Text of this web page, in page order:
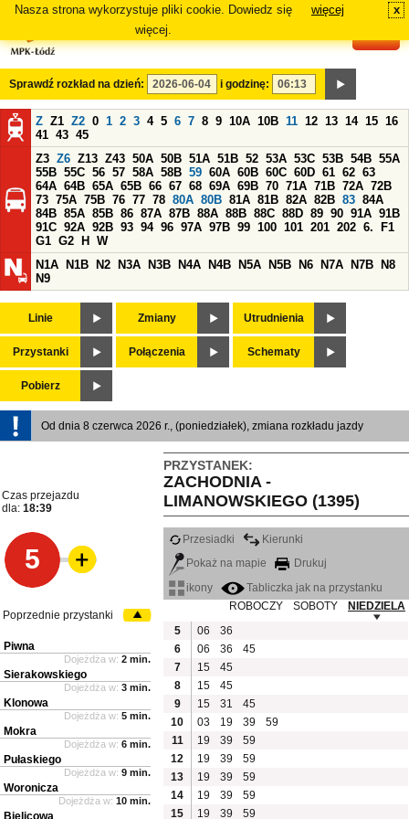
Nasza strona wykorzystuje pliki cookie. Dowiedz się
więcej.
więcej x
Sprawdź rozkład na dzień: i godzinę:
Z Z1 Z2 0 1 2 3 4 5 6 7 8 9 10A 10B 11 12 13 14 15 16
41 43 45
Z3 Z6 Z13 Z43 50A 50B 51A 51B 52 53A 53C 53B 54B 55A
55B 55C 56 57 58A 58B 59 60A 60B 60C 60D 61 62 63
64A 64B 65A 65B 66 67 68 69A 69B 70 71A 71B 72A 72B
73 75A 75B 76 77 78 80A 80B 81A 81B 82A 82B 83 84A
84B 85A 85B 86 87A 87B 88A 88B 88C 88D 89 90 91A 91B
91C 92A 92B 93 94 96 97A 97B 99 100 101 201 202 6.
F1
G1 G2 H
W
N1A
N1B N2 N3A N3B N4A N4B N5A N5B N6 N7A N7B
N8
N9
Linie Zmiany Utrudnienia
Przystanki Połączenia Schematy
Pobierz
Od dnia 8 czerwca 2026 r., (poniedziałek), zmiana rozkładu jazdy
PRZYSTANEK:
ZACHODNIA -
LIMANOWSKIEGO (1395)
Czas przejazdu
dla: 18:39
5
Przesiadki
Kierunki
Pokaż na mapie
Drukuj
ikony
Tabliczka jak na przystanku
ROBOCZY
SOBOTY
NIEDZIELA
5
06
36
6
06 36
45
7
15
45
8
15
45
9
15 31
45
10
03 19 39
59
11
19 39
59
12
19 39
59
13
19 39
59
14
19 39
59
15
19 39 59
Poprzednie przystanki
Piwna
Dojeżdża w: 2 min.
Sierakowskiego
Dojeżdża w: 3 min.
Klonowa
Dojeżdża w: 5 min.
Mokra
Dojeżdża w: 6 min.
Pułaskiego
Dojeżdża w: 9 min.
Woronicza
Dojeżdża w: 10 min.
Bielicowa